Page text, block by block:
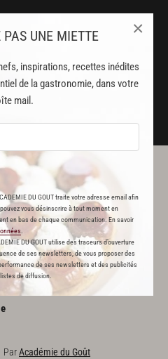
PAS UNE MIETTE
inspirations, recettes inédites
de la gastronomie, dans votre
mail.
DU GOUT traite votre adresse email afin
vous désinscrire à tout moment en
en bas de chaque communication. En savoir
DU GOUT utilise des traceurs d’ouverture
de ses newsletters, de vous proposer des
de ses newsletters et des publicités
de diffusion.
×
GOÛT VOUS
ParAlain Ducasse
et 2 autres chefs
ParAcadémie du Goût